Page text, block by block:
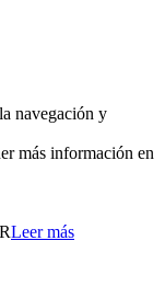
navegación y
más información en
Leer más